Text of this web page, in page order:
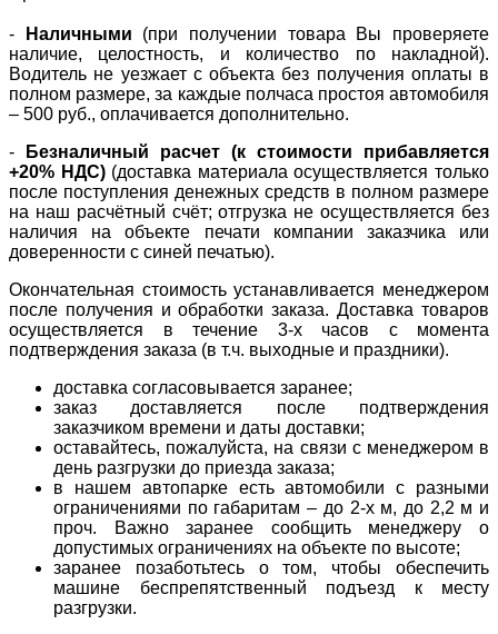
- Наличными (при получении товара Вы проверяете
наличие, целостность, и количество по накладной).
Водитель не уезжает с объекта без получения оплаты в
полном размере, за каждые полчаса простоя автомобиля
– 500 руб., оплачивается дополнительно.
-
Безналичный расчет (к стоимости прибавляется
+20% НДС) (доставка материала осуществляется только
после поступления денежных средств в полном размере
на наш расчётный счёт; отгрузка не осуществляется без
наличия на объекте печати компании заказчика или
доверенности с синей печатью).
Окончательная стоимость устанавливается менеджером
после получения и обработки заказа. Доставка товаров
осуществляется в течение 3-х часов с момента
подтверждения заказа (в т.ч. выходные и праздники).
доставка согласовывается заранее;
заказ доставляется после подтверждения
заказчиком времени и даты доставки;
оставайтесь, пожалуйста, на связи с менеджером в
день разгрузки до приезда заказа;
в нашем автопарке есть автомобили с разными
ограничениями по габаритам – до 2-х м, до 2,2 м и
проч. Важно заранее сообщить менеджеру о
допустимых ограничениях на объекте по высоте;
заранее позаботьтесь о том, чтобы обеспечить
машине беспрепятственный подъезд к месту
разгрузки.